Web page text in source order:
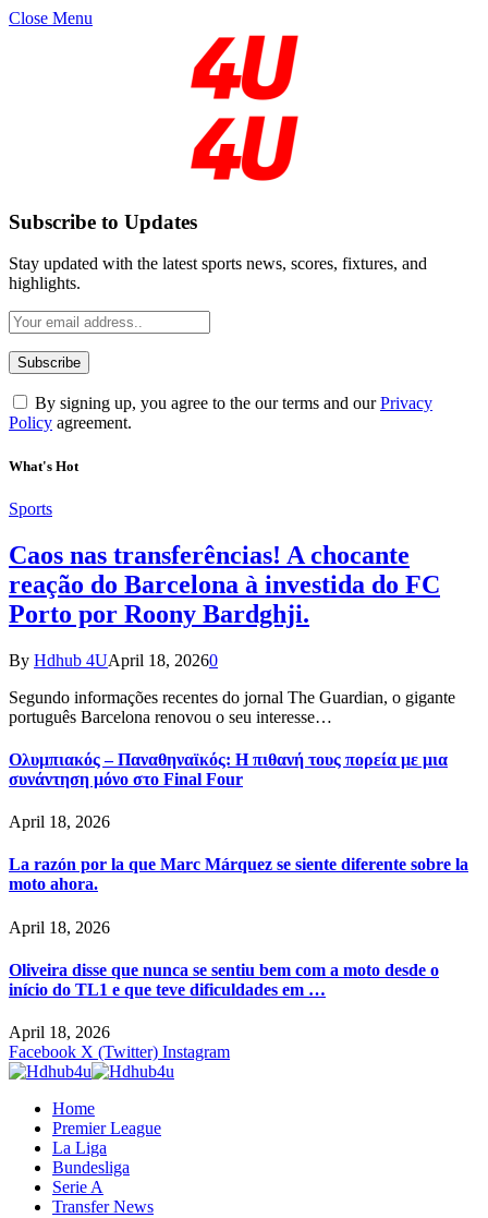
Close Menu
Subscribe to Updates
Stay updated with the latest sports news, scores, fixtures, and
highlights.
By signing up, you agree to the our terms and ourPrivacy
Policy agreement.
What's Hot
Sports
Caos nas transferências! A chocante
reação do Barcelona à investida do FC
Porto por Roony Bardghji.
By Hdhub 4UApril 18, 20260
Segundo informações recentes do jornal The Guardian, o gigante
português Barcelona renovou o seu interesse…
Ολυμπιακός – Παναθηναϊκός: Η πιθανή τους πορεία με μια
συνάντηση μόνο στο Final Four
April 18, 2026
La razón por la que Marc Márquez se siente diferente sobre la
moto ahora.
April 18, 2026
Oliveira disse que nunca se sentiu bem com a moto desde o
início do TL1 e que teve dificuldades em …
April 18, 2026
Facebook X (Twitter) Instagram
Home
Premier League
La Liga
Bundesliga
Serie A
Transfer News